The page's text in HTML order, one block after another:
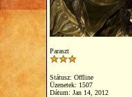
Paraszt
Státusz: Offline
Üzenetek: 1507
Dátum: Jan 14, 2012